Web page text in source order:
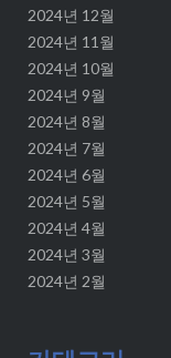
2024년 12월
2024년 11월
2024년 10월
2024년 9월
2024년 8월
2024년 7월
2024년 6월
2024년 5월
2024년 4월
2024년 3월
2024년 2월